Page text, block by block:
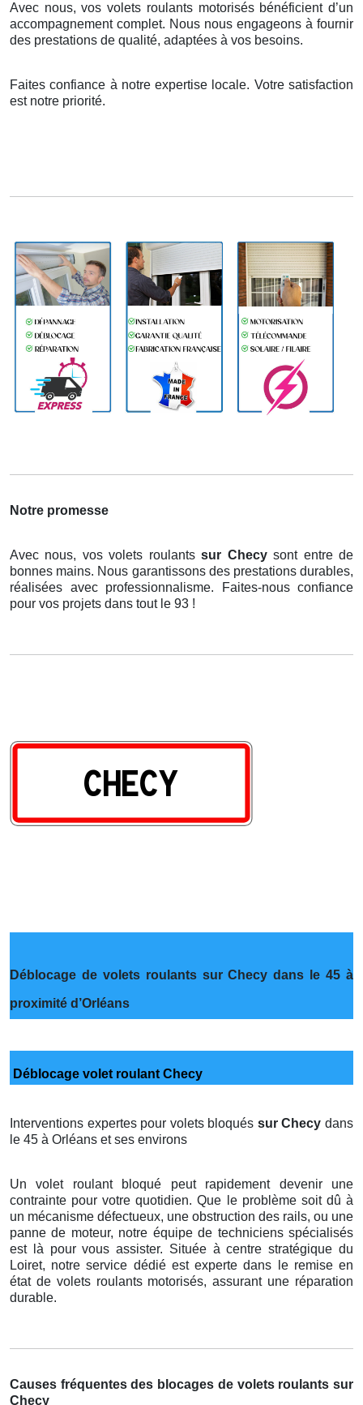
Avec nous, vos volets roulants motorisés bénéficient d’un
accompagnement complet. Nous nous engageons à fournir
des prestations de qualité, adaptées à vos besoins.
Faites confiance à notre expertise locale. Votre satisfaction
est notre priorité.
Notre promesse
Avec nous, vos volets roulantssur Checysont entre de
bonnes mains. Nous garantissons des prestations durables,
réalisées avec professionnalisme. Faites-nous confiance
pour vos projets dans tout le 93 !
Déblocage de volets roulants sur Checy dans le 45 à
proximité d’Orléans
Déblocage volet roulant Checy
Interventions expertes pour volets bloqués sur Checydans
le 45 à Orléans et ses environs
Un volet roulant bloqué peut rapidement devenir une
contrainte pour votre quotidien. Que le problème soit dû à
un mécanisme défectueux, une obstruction des rails, ou une
panne de moteur, notre équipe de techniciens spécialisés
est là pour vous assister. Située à centre stratégique du
Loiret, notre service dédié est experte dans le remise en
état de volets roulants motorisés, assurant une réparation
durable.
Causes fréquentes des blocages de volets roulants sur
Checy